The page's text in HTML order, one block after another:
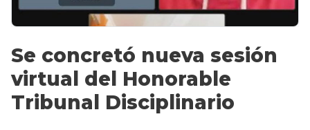
Se concretó nueva sesión
virtual del Honorable
Tribunal Disciplinario